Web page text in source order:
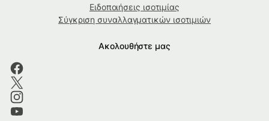
Ειδοποιήσεις ισοτιμίας
Σύγκριση συναλλαγματικών ισοτιμιών
Ακολουθήστε μας